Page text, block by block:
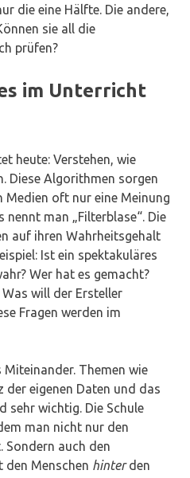
die eine Hälfte. Die andere,
sie all die
prüfen?
im Unterricht
heute: Verstehen, wie
Diese Algorithmen sorgen
oft nur eine Meinung
nennt man „Filterblase“. Die
auf ihren Wahrheitsgehalt
Ist ein spektakuläres
Wer hat es gemacht?
will der Ersteller
Fragen werden im
Themen wie
der eigenen Daten und das
sehr wichtig. Die Schule
man nicht nur den
Sondern auch den
den Menschen hinterden